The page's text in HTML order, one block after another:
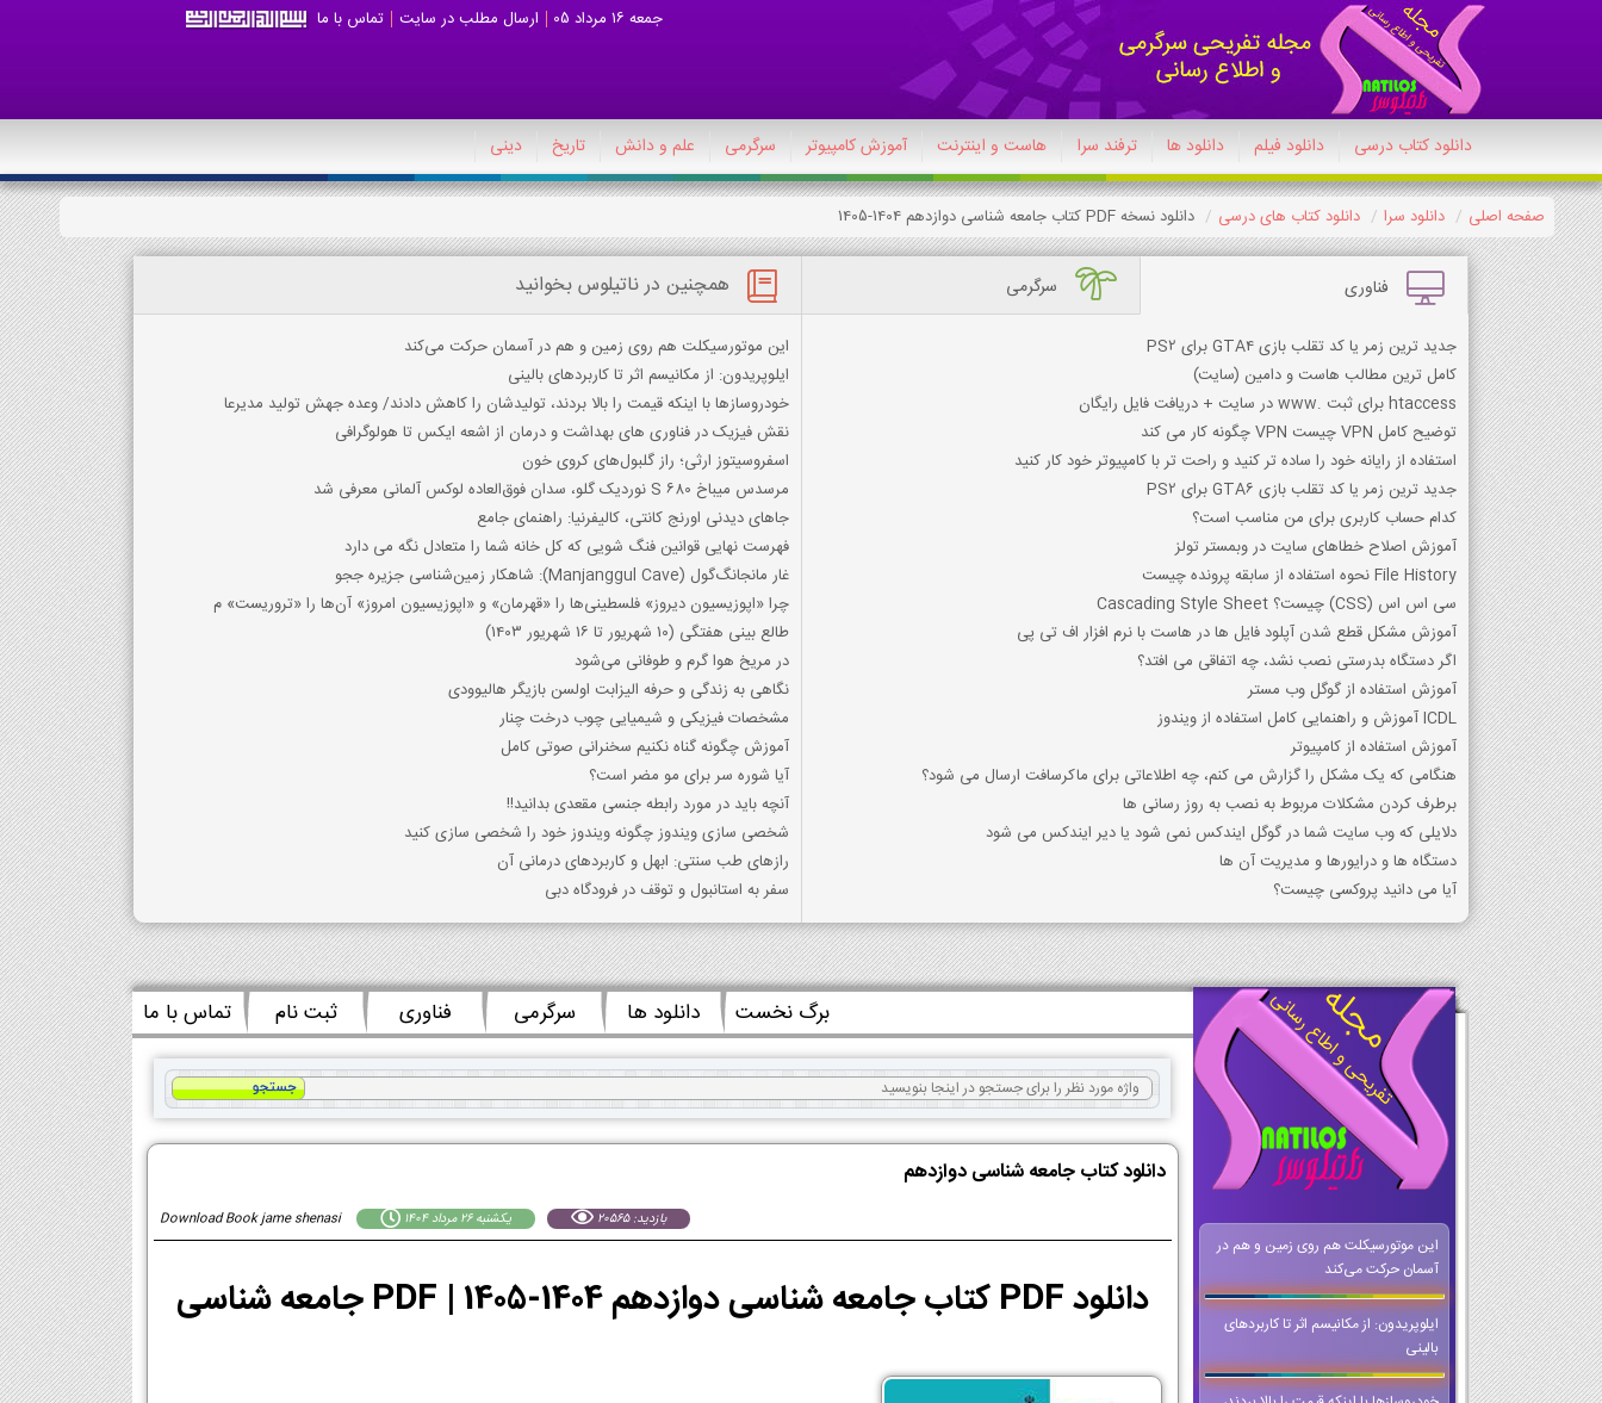
جمعه 16 مرداد 05 ارسال مطلب در سایت تماس با ما
دانلود کتاب درسی دانلود فیلم دانلود ها ترفند سرا هاست و اینترنت آموزش کامپیوتر سرگرمی علم و دانش تاریخ دینی
صفحه اصلی دانلود سرا دانلود کتاب های درسی دانلود نسخه PDF کتاب جامعه شناسی دوازدهم 1404-1405
فناوری سرگرمی
جدید ترین زمر یا کد تقلب بازی GTA4 برای PS2
کامل ترین مطالب هاست و دامین (سایت)
htaccess برای ثبت .www در سایت + دریافت فایل رایگان
توضیح کامل VPN چیست VPN چگونه کار می کند
استفاده از رایانه خود را ساده تر کنید و راحت تر با کامپیوتر خود کار کنید
جدید ترین زمر یا کد تقلب بازی GTA6 برای PS2
کدام حساب کاربری برای من مناسب است؟
آموزش اصلاح خطاهای سایت در وبمستر تولز
File History نحوه استفاده از سابقه پرونده چیست
سی اس اس (CSS) چیست؟ Cascading Style Sheet
آموزش مشکل قطع شدن آپلود فایل ها در هاست با نرم افزار اف تی پی
اگر دستگاه بدرستی نصب نشد، چه اتفاقی می افتد؟
آموزش استفاده از گوگل وب مستر
ICDL آموزش و راهنمایی کامل استفاده از ویندوز
آموزش استفاده از کامپیوتر
هنگامی که یک مشکل را گزارش می کنم، چه اطلاعاتی برای ماکرسافت ارسال می شود؟
برطرف کردن مشکلات مربوط به نصب به روز رسانی ها
دلایلی که وب سایت شما در گوگل ایندکس نمی شود یا دیر ایندکس می شود
دستگاه ها و درایورها و مدیریت آن ها
آیا می دانید پروکسی چیست؟
همچنین در ناتیلوس بخوانید
این موتورسیکلت هم روی زمین و هم در آسمان حرکت می‌کند
ایلوپریدون: از مکانیسم اثر تا کاربردهای بالینی
خودروسازها با اینکه قیمت را بالا بردند، تولیدشان را کاهش دادند/ وعده جهش تولید مدیرعا
نقش فيزيک در فناوري هاي بهداشت و درمان از اشعه ايکس تا هولوگرافي
اسفروسیتوز ارثی؛ راز گلبول‌های کروی خون
مرسدس میباخ S 680 نوردیک گلو، سدان فوق‌العاده لوکس آلمانی معرفی شد
جاهای دیدنی اورنج کانتی، کالیفرنیا: راهنمای جامع
فهرست نهایی قوانین فنگ شویی که کل خانه شما را متعادل نگه می دارد
غار مانجانگ‌گول (Manjanggul Cave): شاهکار زمین‌شناسی جزیره ججو
چرا «اپوزیسیون دیروز» فلسطینی‌ها را «قهرمان» و «اپوزیسیون امروز» آن‌ها را «تروریست» م
طالع بینی هفتگی (10 شهریور تا 16 شهریور 1403)
در مریخ هوا گرم و طوفانی می‌شود
نگاهی به زندگی و حرفه الیزابت اولسن بازیگر هالیوودی
مشخصات فیزیکی و شیمیایی چوب درخت چنار
آموزش چگونه گناه نکنیم سخنرانی صوتی کامل
آیا شوره سر برای مو مضر است؟
آنچه باید در مورد رابطه جنسی مقعدی بدانید!!
شخصی سازی ویندوز چگونه ویندوز خود را شخصی سازی کنید
رازهای طب سنتی: ابهل و کاربردهای درمانی آن
سفر به استانبول و توقف در فرودگاه دبی
این موتورسیکلت هم روی زمین و هم در
آسمان حرکت می‌کند
ایلوپریدون: از مکانیسم اثر تا کاربردهای
بالینی
برگ نخست دانلود ها سرگرمی فناوری ثبت نام تماس با ما
دانلود کتاب جامعه شناسی دوازدهم
Download Book jame shenasi يكشنبه 26 مرداد 1404 بازدید: 20565
دانلود PDF کتاب جامعه شناسی دوازدهم 1404-1405 | PDF جامعه شناسی